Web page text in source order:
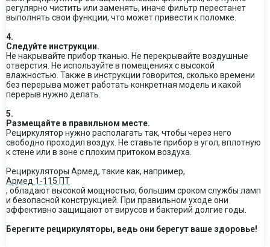
регулярно чистить или заменять, иначе фильтр перестанет
выполнять свои функции, что может привести к поломке.
4.
Следуйте инструкции.
Не накрывайте прибор тканью. Не перекрывайте воздушные
отверстия. Не используйте в помещениях с высокой
влажностью. Также в инструкции говорится, сколько времени
без перерыва может работать конкретная модель и какой
перерыв нужно делать.
5.
Размещайте в правильном месте.
Рециркулятор нужно располагать так, чтобы через него
свободно проходил воздух. Не ставьте прибор в угол, вплотную
к стене или в зоне с плохим притоком воздуха.
Рециркуляторы Армед, такие как, например,
Армед 1-115 ПТ
, обладают высокой мощностью, большим сроком службы ламп
и безопасной конструкцией. При правильном уходе они
эффективно защищают от вирусов и бактерий долгие годы.
Берегите рециркуляторы, ведь они берегут ваше здоровье!